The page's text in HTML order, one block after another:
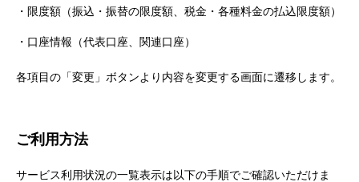
使い方
限度額（振込・振替の限度額、税金・各種料金の払込限度額）
口座情報（代表口座、関連口座）
各項目の「変更」ボタンより内容を変更する画面に遷移します。
ご利用方法
サービス利用状況の一覧表示は以下の手順でご確認いただけま